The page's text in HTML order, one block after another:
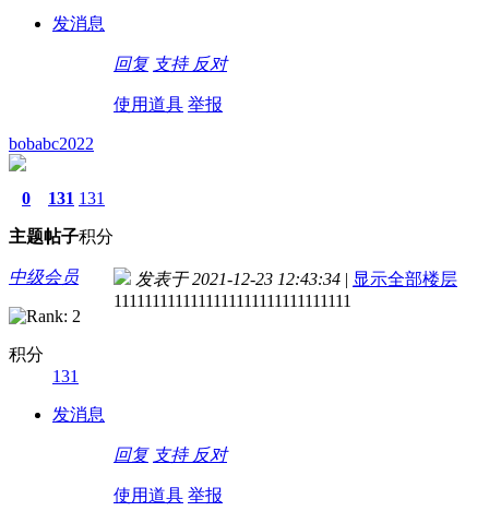
发消息
回复 支持 反对
使用道具 举报
bobabc2022
0
主题
131
帖子
131
积分
中级会员
积分
131
发消息
发表于 2021-12-23 12:43:34 | 显示全部楼层
1111111111111111111111111111111
回复 支持 反对
使用道具 举报